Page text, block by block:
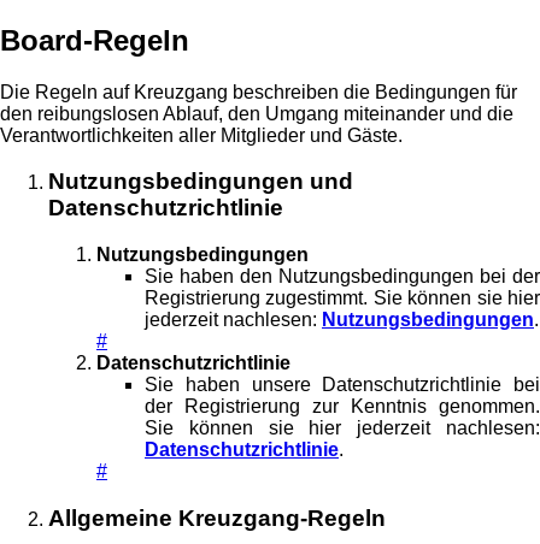
Board-Regeln
Die Regeln auf Kreuzgang beschreiben die Bedingungen für
den reibungslosen Ablauf, den Umgang miteinander und die
Verantwortlichkeiten aller Mitglieder und Gäste.
Nutzungsbedingungen und
Datenschutzrichtlinie
Nutzungsbedingungen
Sie haben den Nutzungsbedingungen bei der
Registrierung zugestimmt. Sie können sie hier
jederzeit nachlesen: Nutzungsbedingungen.
#
Datenschutzrichtlinie
Sie haben unsere Datenschutzrichtlinie bei
der Registrierung zur Kenntnis genommen.
Sie können sie hier jederzeit nachlesen:
Datenschutzrichtlinie.
#
Allgemeine Kreuzgang-Regeln